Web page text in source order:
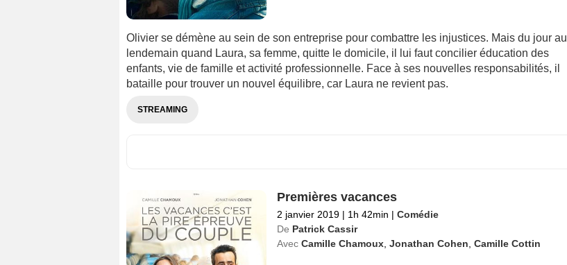
Olivier se démène au sein de son entreprise pour combattre les injustices. Mais du jour au
lendemain quand Laura, sa femme, quitte le domicile, il lui faut concilier éducation des
enfants, vie de famille et activité professionnelle. Face à ses nouvelles responsabilités, il
bataille pour trouver un nouvel équilibre, car Laura ne revient pas.
STREAMING
Premières vacances
2 janvier 2019 | 1h 42min | Comédie
De Patrick Cassir
Avec Camille Chamoux, Jonathan Cohen Camille Cottin